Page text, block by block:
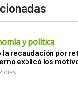
y política
la recaudación por
explicó los
días